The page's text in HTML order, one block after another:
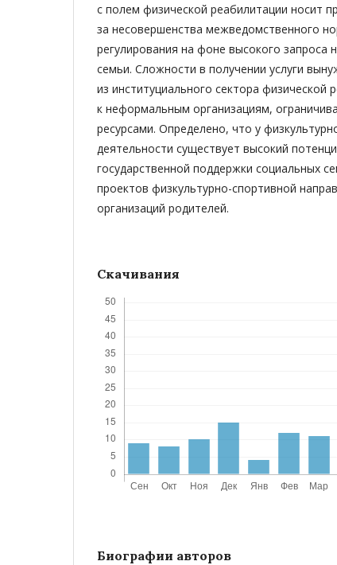
с полем физической реабилитации носит
за несовершенства межведомственного
регулирования на фоне высокого запроса
семьи. Сложности в получении услуги
из институциального сектора физической
к неформальным организациям,
ресурсами. Определено, что у
деятельности существует высокий
государственной поддержки социальных
проектов физкультурно-спортивной
организаций родителей.
Скачивания
Биографии авторов